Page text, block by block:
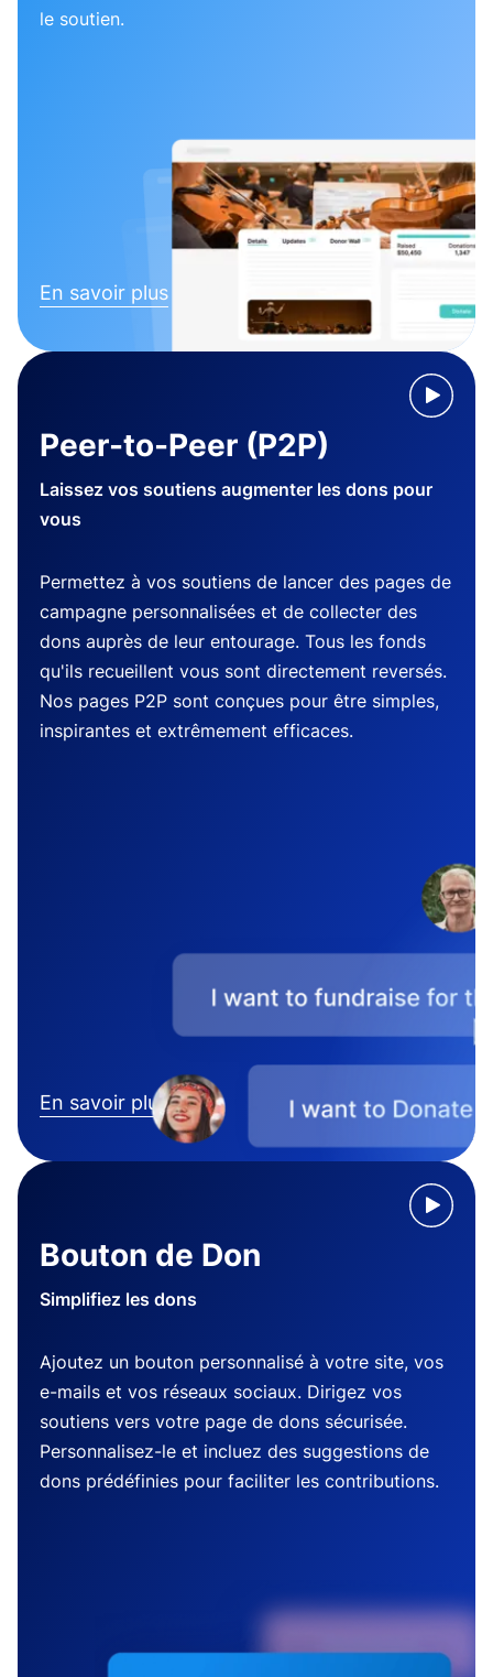
le soutien.
En savoir plus
Peer-to-Peer (P2P)
Laissez vos soutiens augmenter les dons pour
vous
Permettez à vos soutiens de lancer des pages de
campagne personnalisées et de collecter des
dons auprès de leur entourage. Tous les fonds
qu'ils recueillent vous sont directement reversés.
Nos pages P2P sont conçues pour être simples,
inspirantes et extrêmement efficaces.
En savoir plus
Bouton de Don
Simplifiez les dons
Ajoutez un bouton personnalisé à votre site, vos
e-mails et vos réseaux sociaux. Dirigez vos
soutiens vers votre page de dons sécurisée.
Personnalisez-le et incluez des suggestions de
dons prédéfinies pour faciliter les contributions.